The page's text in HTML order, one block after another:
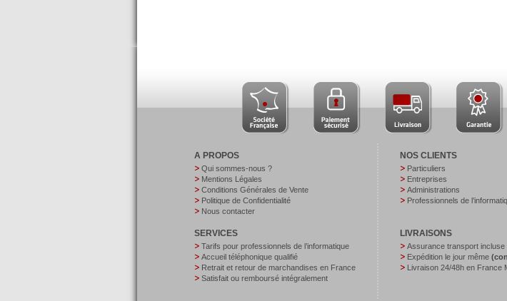
A PROPOS
Qui sommes-nous ?
Mentions Légales
Conditions Générales de Vente
Politique de Confidentialité
Nous contacter
SERVICES
Tarifs pour professionnels de l’informatique
Accueil téléphonique qualifié
Retrait et retour de marchandises en France
Satisfait ou remboursé intégralement
NOS CLIENTS
Particuliers
Entreprises
Administrations
Professionnels de
LIVRAISONS
Assurance transport incluse
Expédition le jour même
Livraison 24/48h en France